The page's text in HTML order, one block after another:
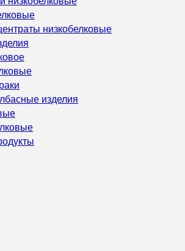
низкобелковые
изделия